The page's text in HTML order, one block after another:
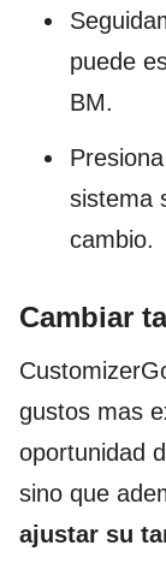
puede
BM.
sistema
cambio.
Cambiar
gustos mas
oportunidad
sino que
ajustar su